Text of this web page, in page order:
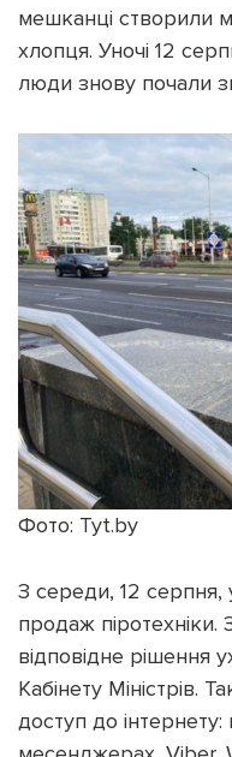
мешканці створили
хлопця. Уночі 12
люди знову почали
Фото: Tyt.by
З середи, 12 серпня,
продаж піротехніки.
відповідне рішення
Кабінету Міністрів.
доступ до